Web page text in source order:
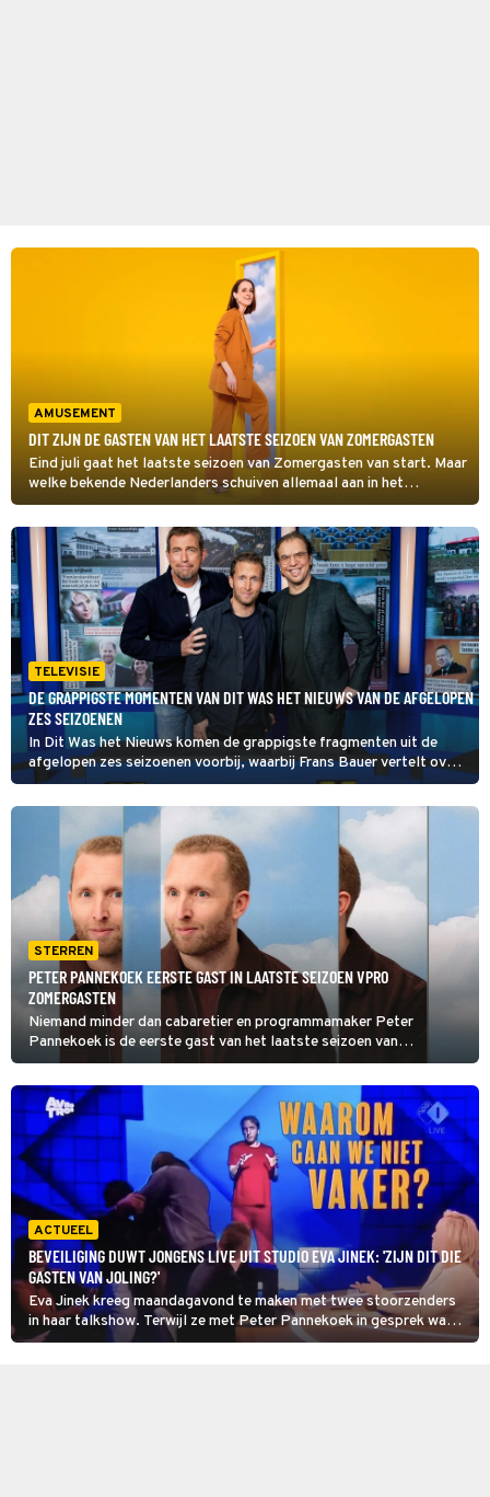
AMUSEMENT
DIT ZIJN DE GASTEN VAN HET LAATSTE SEIZOEN VAN ZOMERGASTEN
Eind juli gaat het laatste seizoen van Zomergasten van start. Maar
welke bekende Nederlanders schuiven allemaal aan in het
interviewprogramma? Wij zetten alle gasten voor je op een rij.
TELEVISIE
DE GRAPPIGSTE MOMENTEN VAN DIT WAS HET NIEUWS VAN DE AFGELOPEN
ZES SEIZOENEN
In Dit Was het Nieuws komen de grappigste fragmenten uit de
afgelopen zes seizoenen voorbij, waarbij Frans Bauer vertelt over
zijn fatbike, Peter Pannekoek met schaamte praat over zijn
zangles en Bas Nijhuis zijn scheidsrechtergeheimen deelt.
STERREN
PETER PANNEKOEK EERSTE GAST IN LAATSTE SEIZOEN VPRO
ZOMERGASTEN
Niemand minder dan cabaretier en programmamaker Peter
Pannekoek is de eerste gast van het laatste seizoen van
Zomergasten. Dat heeft omroep VPRO vandaag bevestigd.
ACTUEEL
BEVEILIGING DUWT JONGENS LIVE UIT STUDIO EVA JINEK: 'ZIJN DIT DIE
GASTEN VAN JOLING?'
Eva Jinek kreeg maandagavond te maken met twee stoorzenders
in haar talkshow. Terwijl ze met Peter Pannekoek in gesprek was,
meldden zich plotseling twee jongens aan haar avocadotafel.